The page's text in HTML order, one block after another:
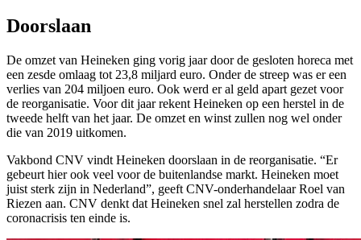
Doorslaan
De omzet van Heineken ging vorig jaar door de gesloten horeca met
een zesde omlaag tot 23,8 miljard euro. Onder de streep was er een
verlies van 204 miljoen euro. Ook werd er al geld apart gezet voor
de reorganisatie. Voor dit jaar rekent Heineken op een herstel in de
tweede helft van het jaar. De omzet en winst zullen nog wel onder
die van 2019 uitkomen.
Vakbond CNV vindt Heineken doorslaan in de reorganisatie. “Er
gebeurt hier ook veel voor de buitenlandse markt. Heineken moet
juist sterk zijn in Nederland”, geeft CNV-onderhandelaar Roel van
Riezen aan. CNV denkt dat Heineken snel zal herstellen zodra de
coronacrisis ten einde is.